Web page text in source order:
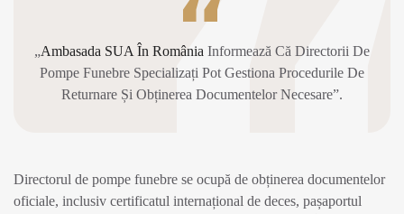
„Ambasada SUA În România Informează Că Directorii De
Pompe Funebre Specializați Pot Gestiona Procedurile De
Returnare Și Obținerea Documentelor Necesare”.
Directorul de pompe funebre se ocupă de obținerea documentelor
oficiale, inclusiv certificatul internațional de deces, pașaportul